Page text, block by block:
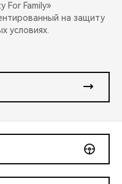
For Family»
на защиту
условиях.